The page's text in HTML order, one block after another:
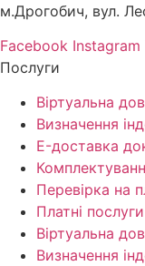
м.Дрогобич, вул.
Facebook Instagram
Послуги
Віртуальна
Визначення
E-доставка
Перевірка на
Платні послуги
Віртуальна
Визначення